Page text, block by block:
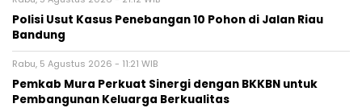
Polisi Usut Kasus Penebangan 10 Pohon di Jalan Riau
Bandung
Rabu, 5 Agustus 2026 - 11:21 WIB
Pemkab Mura Perkuat Sinergi dengan BKKBN untuk
Pembangunan Keluarga Berkualitas